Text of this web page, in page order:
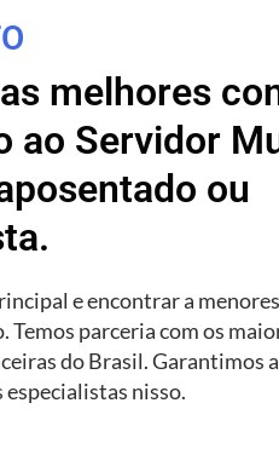
melhores
ao Servidor
ou
e encontrar a
Temos parceria com os
do Brasil. Garantimos
especialistas nisso.